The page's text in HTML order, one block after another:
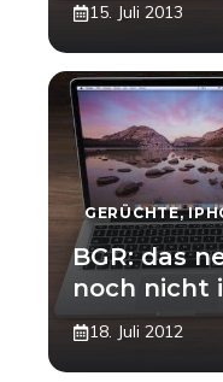
15. Juli 2013
GERÜCHTE,
BGR: das
noch nicht
18. Juli 2012